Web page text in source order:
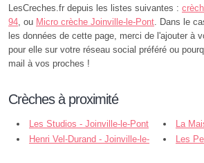
LesCreches.fr depuis les listes suivantes :
94 , ou Micro crèche Joinville-le-Pont . Dans le
les données de cette page, merci de l'ajouter à
pour elle sur votre réseau social préféré ou
mail à vos proches !
Crèches à proximité
Les Studios - Joinville-le-Pont
La
Chéris -
Henri Vel-Durand - Joinville-le-
Les